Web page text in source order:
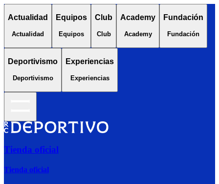
Actualidad
Actualidad
Equipos
Equipos
Club
Club
Academy
Academy
Fundación
Fundación
Deportivismo
Deportivismo
Experiencias
Experiencias
Tienda oficial
Tienda oficial